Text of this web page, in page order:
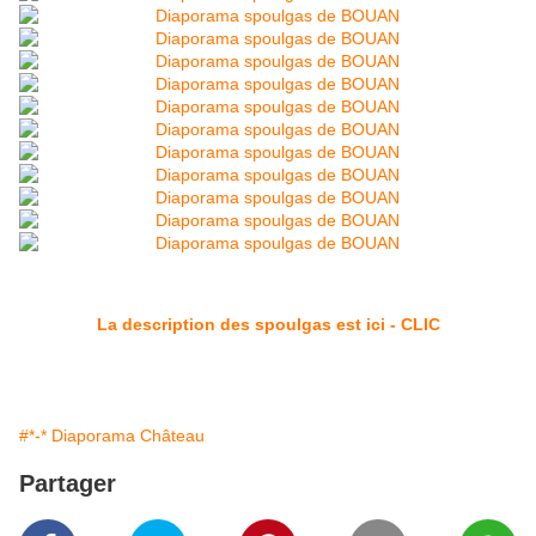
La description des spoulgas est ici - CLIC
#*-* Diaporama Château
Partager